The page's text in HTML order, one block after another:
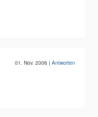
01. Nov. 2006 | Antworten